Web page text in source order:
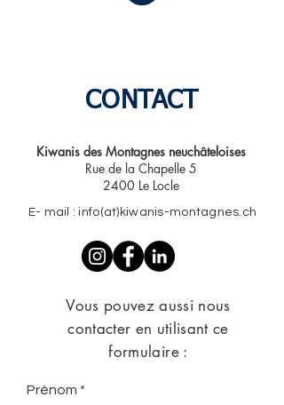
CONTACT
Kiwanis des Montagnes neuchâteloises​
Rue de la Chapelle 5
2400 Le Locle
E- mail : info(at)kiwanis-montagnes.ch
Vous pouvez aussi nous
contacter en utilisant ce
formulaire :
Prénom